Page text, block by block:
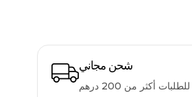
شحن مجاني
للطلبات أكثر من 200 درهم